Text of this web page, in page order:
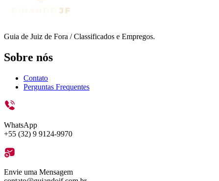
Guia de Juiz de Fora / Classificados e Empregos.
Sobre nós
Contato
Perguntas Frequentes
WhatsApp
+55 (32) 9 9124-9970
Envie uma Mensagem